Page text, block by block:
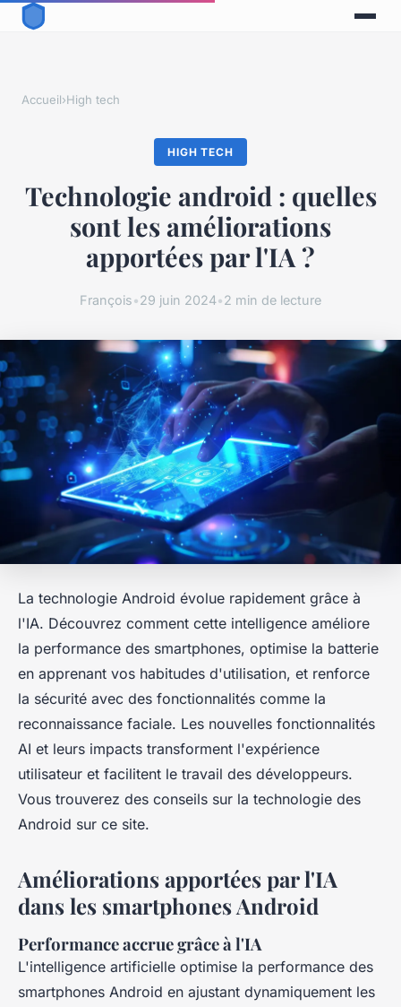
Accueil›High tech
HIGH TECH
Technologie android : quelles
sont les améliorations
apportées par l'IA ?
François•29 juin 2024•2 min de lecture
La technologie Android évolue rapidement grâce à
l'IA. Découvrez comment cette intelligence améliore
la performance des smartphones, optimise la batterie
en apprenant vos habitudes d'utilisation, et renforce
la sécurité avec des fonctionnalités comme la
reconnaissance faciale. Les nouvelles fonctionnalités
AI et leurs impacts transforment l'expérience
utilisateur et facilitent le travail des développeurs.
Vous trouverez des conseils sur la technologie des
Android sur ce site.
Améliorations apportées par l'IA
dans les smartphones Android
Performance accrue grâce à l'IA
L'intelligence artificielle optimise la performance des
smartphones Android en ajustant dynamiquement les